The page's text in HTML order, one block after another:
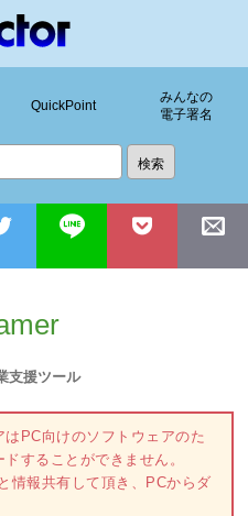
QuickPoint
みんなの
電子署名
支援ツール
PC向けのソフトウェアのた
することができません。
情報共有して頂き、PCからダ